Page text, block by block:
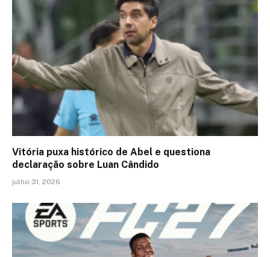
Vitória puxa histórico de Abel e questiona
declaração sobre Luan Cândido
julho 31, 2026